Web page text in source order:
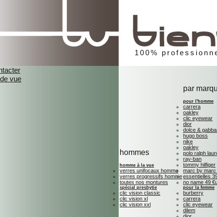
100%
vue
hommes
homme à la vue
verres unifocaux homme
verres progressifs homme
toutes nos montures
spécial presbytie
clic vision classic
clic vision xl
clic vision xxl
par
pour l'homme
carrera
oakley
clic eyewear
dior
dolce &
hugo boss
nike
oakley
polo ralph
ray-ban
tommy hilfiger
marc by marc
essentielles
no name 49
pour la femme
burberry
carrera
clic eyewear
dilem